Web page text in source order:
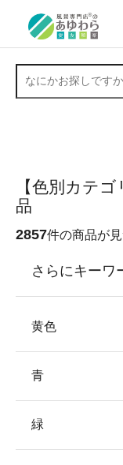
【色別カテ
品
2857件の商品が
さらにキーワ
黄色
青
緑